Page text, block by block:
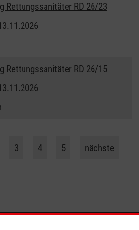
Rettungssanitäter RD 26/23
Rettungssanitäter RD 26/15
3 4 5 nächste